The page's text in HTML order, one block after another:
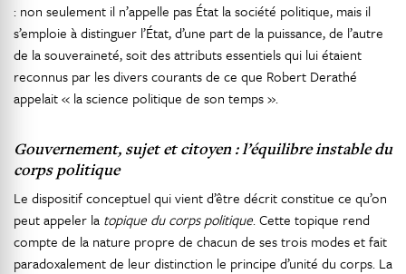
: non seulement il n’appelle pas État la société politique, mais il
s’emploie à distinguer l’État, d’une part de la puissance, de l’autre
de la souveraineté, soit des attributs essentiels qui lui étaient
reconnus par les divers courants de ce que Robert Derathé
appelait « la science politique de son temps ».
Gouvernement, sujet et citoyen : l’équilibre instable du
corps politique
Le dispositif conceptuel qui vient d’être décrit constitue ce qu’on
peut appeler la topique du corps politique. Cette topique rend
compte de la nature propre de chacun de ses trois modes et fait
paradoxalement de leur distinction le principe d’unité du corps. La